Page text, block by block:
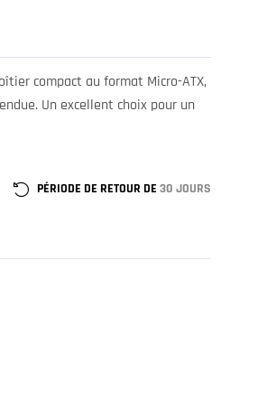
compact au format Micro-ATX,
Un excellent choix pour un
PÉRIODE DE RETOUR DE 30 JOURS